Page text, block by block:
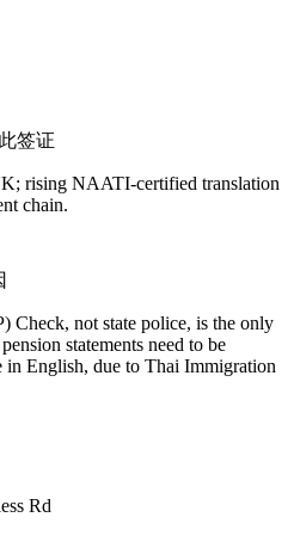
签证
rising NAATI-certified translation
chain.
Check, not state police, is the only
statements need to be
in English, due to Thai Immigration
Rd